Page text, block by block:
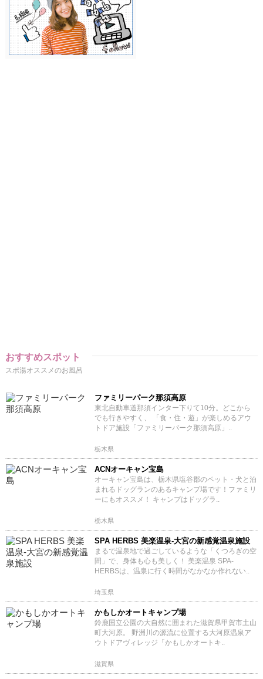
おすすめスポット
スポ湯オススメのお風呂
ファミリーパーク那須高原
東北自動車道那須インター下りて10分。どこから
でも行きやすく、 「食・住・遊」が楽しめるアウ
トドア施設「ファミリーパーク那須高原」..
栃木県
ACNオーキャン宝島
オーキャン宝島は、栃木県塩谷郡のペット・犬と泊
まれるドッグランのあるキャンプ場です！ファミリ
ーにもオススメ！ キャンプはドッグラ..
栃木県
SPA HERBS 美楽温泉‐大宮の新感覚温泉施設
まるで温泉地で過ごしているような「くつろぎの空
間」で、身体も心も美しく！ 美楽温泉 SPA-
HERBSは、温泉に行く時間がなかなか作れない..
埼玉県
かもしかオートキャンプ場
鈴鹿国立公園の大自然に囲まれた滋賀県甲賀市土山
町大河原。 野洲川の源流に位置する大河原温泉ア
ウトドアヴィレッジ「かもしかオートキ..
滋賀県